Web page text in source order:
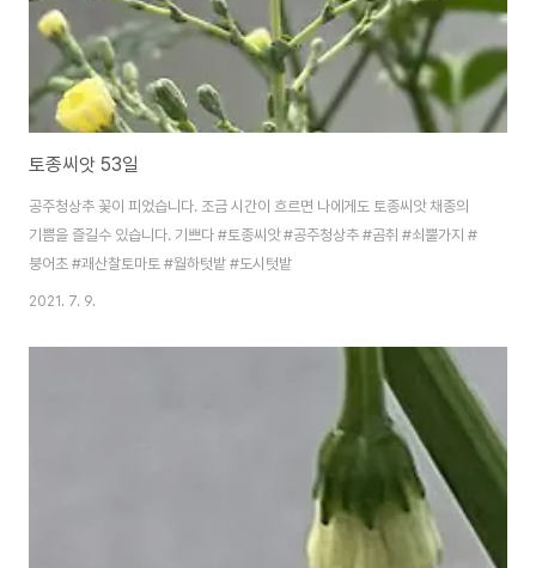
토종씨앗 53일
공주청상추 꽃이 피었습니다. 조금 시간이 흐르면 나에게도 토종씨앗 채종의
기쁨을 즐길수 있습니다. 기쁘다 #토종씨앗 #공주청상추 #곰취 #쇠뿔가지 #
붕어초 #괘산찰토마토 #월하텃밭 #도시텃밭
2021. 7. 9.